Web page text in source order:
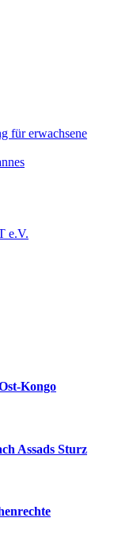
für erwachsene
e.V.
Kongo
Assads Sturz